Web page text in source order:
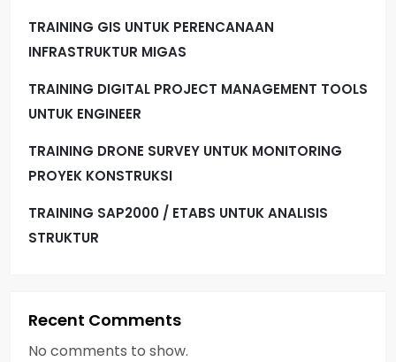
TRAINING GIS UNTUK PERENCANAAN
INFRASTRUKTUR MIGAS
TRAINING DIGITAL PROJECT MANAGEMENT TOOLS
UNTUK ENGINEER
TRAINING DRONE SURVEY UNTUK MONITORING
PROYEK KONSTRUKSI
TRAINING SAP2000 / ETABS UNTUK ANALISIS
STRUKTUR
Recent Comments
No comments to show.